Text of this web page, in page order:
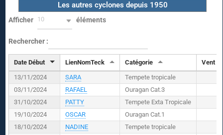
Les autres cyclones depuis 1950
Afficher 10 éléments
Rechercher :
Date Début LienNomTeck Catégorie Vent (
13/11/2024
SARA
Tempete tropicale
03/11/2024
RAFAEL
Ouragan Cat.3
31/10/2024
PATTY
Tempete Exta Tropicale
19/10/2024
OSCAR
Ouragan Cat.1
18/10/2024
NADINE
Tempete tropicale